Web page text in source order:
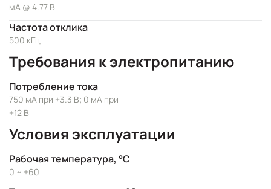
мА @ 4.77 В
Частота отклика
500 кГц
Требования к электропитанию
Потребление тока
750 мА при +3.3 В; 0 мА при
+12 В
Условия эксплуатации
Рабочая температура, °C
0 ~ +60